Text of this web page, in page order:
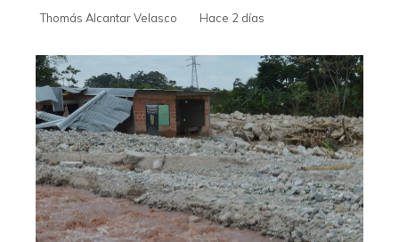
Thomás Alcantar Velasco Hace 2 días